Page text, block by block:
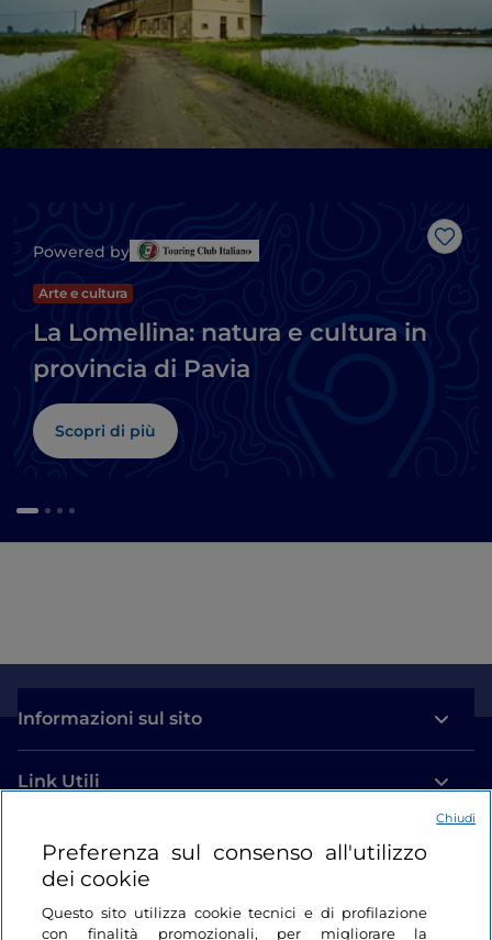
Like
Powered by
Arte e cultura
La Lomellina: natura e cultura in
provincia di Pavia
Scopri di più
Informazioni sul sito
Link Utili
Login
Restiamo in contatto
Preferenza sul consenso all'utilizzo
dei cookie
Questo sito utilizza cookie tecnici e di profilazione
con finalità promozionali, per migliorare la
Chiudi